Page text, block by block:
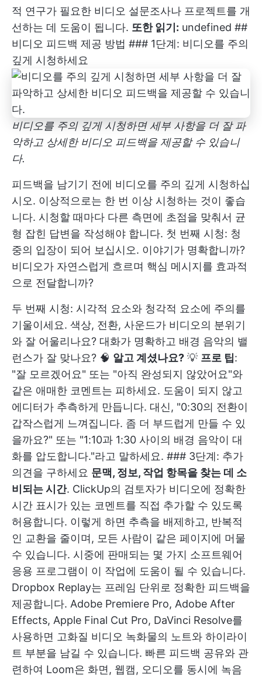
적 연구가 필요한 비디오 설문조사나 프로젝트를 개
선하는 데 도움이 됩니다. 또한 읽기: undefined ##
비디오 피드백 제공 방법 ### 1단계: 비디오를 주의
깊게 시청하세요
비디오를 주의 깊게 시청하면 세부 사항을 더 잘 파
악하고 상세한 비디오 피드백을 제공할 수 있습니
다.
피드백을 남기기 전에 비디오를 주의 깊게 시청하십
시오. 이상적으로는 한 번 이상 시청하는 것이 좋습
니다. 시청할 때마다 다른 측면에 초점을 맞춰서 균
형 잡힌 답변을 작성해야 합니다. 첫 번째 시청: 청
중의 입장이 되어 보십시오. 이야기가 명확합니까?
비디오가 자연스럽게 흐르며 핵심 메시지를 효과적
으로 전달합니까?
두 번째 시청: 시각적 요소와 청각적 요소에 주의를
기울이세요. 색상, 전환, 사운드가 비디오의 분위기
와 잘 어울리나요? 대화가 명확하고 배경 음악의 밸
런스가 잘 맞나요? 🧠 알고 계셨나요? 💡 프로 팁:
"잘 모르겠어요" 또는 "아직 완성되지 않았어요"와
같은 애매한 코멘트는 피하세요. 도움이 되지 않고
에디터가 추측하게 만듭니다. 대신, "0:30의 전환이
갑작스럽게 느껴집니다. 좀 더 부드럽게 만들 수 있
을까요?" 또는 "1:10과 1:30 사이의 배경 음악이 대
화를 압도합니다."라고 말하세요. ### 3단계: 추가
의견을 구하세요 문맥, 정보, 작업 항목을 찾는 데 소
비되는 시간. ClickUp의 검토자가 비디오에 정확한
시간 표시가 있는 코멘트를 직접 추가할 수 있도록
허용합니다. 이렇게 하면 추측을 배제하고, 반복적
인 교환을 줄이며, 모든 사람이 같은 페이지에 머물
수 있습니다. 시중에 판매되는 몇 가지 소프트웨어
응용 프로그램이 이 작업에 도움이 될 수 있습니다.
Dropbox Replay는 프레임 단위로 정확한 피드백을
제공합니다. Adobe Premiere Pro, Adobe After
Effects, Apple Final Cut Pro, DaVinci Resolve를
사용하면 고화질 비디오 녹화물의 노트와 하이라이
트 부분을 남길 수 있습니다. 빠른 피드백 공유와 관
련하여 Loom은 화면, 웹캠, 오디오를 동시에 녹음